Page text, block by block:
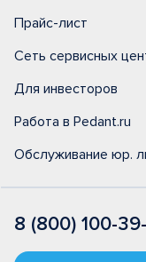
Прайс-лист
Сеть сервисных
Для инвесторов
Работа в Pedant.ru
Обслуживание юр.
8 (800) 100-